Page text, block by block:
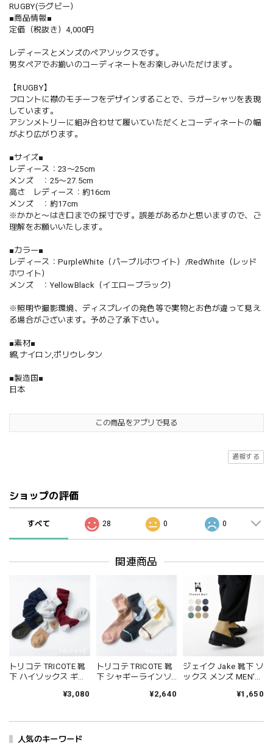
人気のキーワード
RUGBY(ラグビー）
■商品情報■
定価（税抜き）4,000円
レディースとメンズのペアソックスです。
男女ペアでお揃いのコーディネートをお楽しみいただけます。
【RUGBY】
フロントに襟のモチーフをデザインすることで、ラガーシャツを表現
しています。
アシンメトリーに組み合わせて履いていただくとコーディネートの幅
がより広がります。
■サイズ■
レディース：23〜25cm
メンズ ：25〜27.5cm
高さ レディース：約16cm
メンズ ：約17cm
※かかと〜はき口までの採寸です。誤差があるかと思いますので、ご
理解をお願いいたします。
■カラー■
レディース：PurpleWhite（パープルホワイト）/RedWhite（レッド
ホワイト）
メンズ ：YellowBlack（イエローブラック）
※照明や撮影環境、ディスプレイの発色等で実物とお色が違って見え
る場合がございます。予めご了承下さい。
■素材■
綿,ナイロン,ポリウレタン
■製造国■
日本
この商品をアプリで見る
通報する
ショップの評価
すべて 28 0 0
関連商品
トリコテ TRICOTE 靴
下 ハイソックス ギャ
クス レディース おし
ト プレゼント レッド
¥3,080
トリコテ TRICOTE 靴
下 シャギーラインソ
本製 国産 秋冬 おしゃ
¥2,640
ジェイク Jake 靴下 ソ
ックス メンズ MEN'S
夏 ブランド 日本製 国
¥1,650